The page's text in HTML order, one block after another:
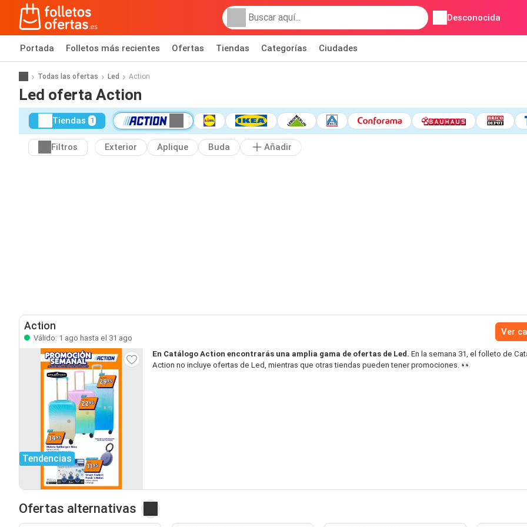
Desconocida
Portada Folletos más recientes Ofertas Tiendas Categorías Ciudades
Todas las ofertas Led Action
Led oferta Action
Tiendas 1
Filtros Exterior Aplique Buda Añadir
Action
Válido: 1 ago hasta el 31 ago
Ver
Tendencias
En Catálogo Action encontrarás una amplia gama de ofertas de Led. En la semana 31, el folleto de
Action no incluye ofertas de Led, mientras que otras tiendas pueden tener promociones. 👀
Ofertas alternativas